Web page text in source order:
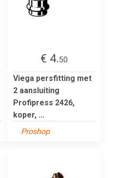
€ 4.50
Viega persfitting met
2 aansluiting
Profipress 2426,
koper, ...
Proshop